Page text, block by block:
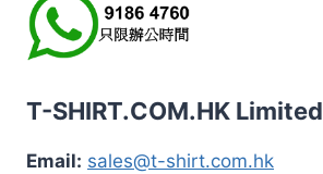
T-SHIRT.COM.HK Limited
Email: sales@t-shirt.com.hk